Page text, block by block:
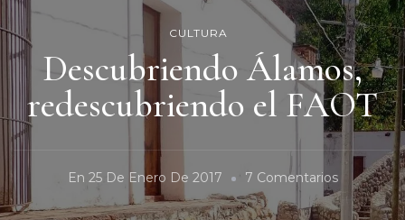
CULTURA
Descubriendo Álamos,
redescubriendo el FAOT
En 25 De Enero De 2017 7 ComentariosEn